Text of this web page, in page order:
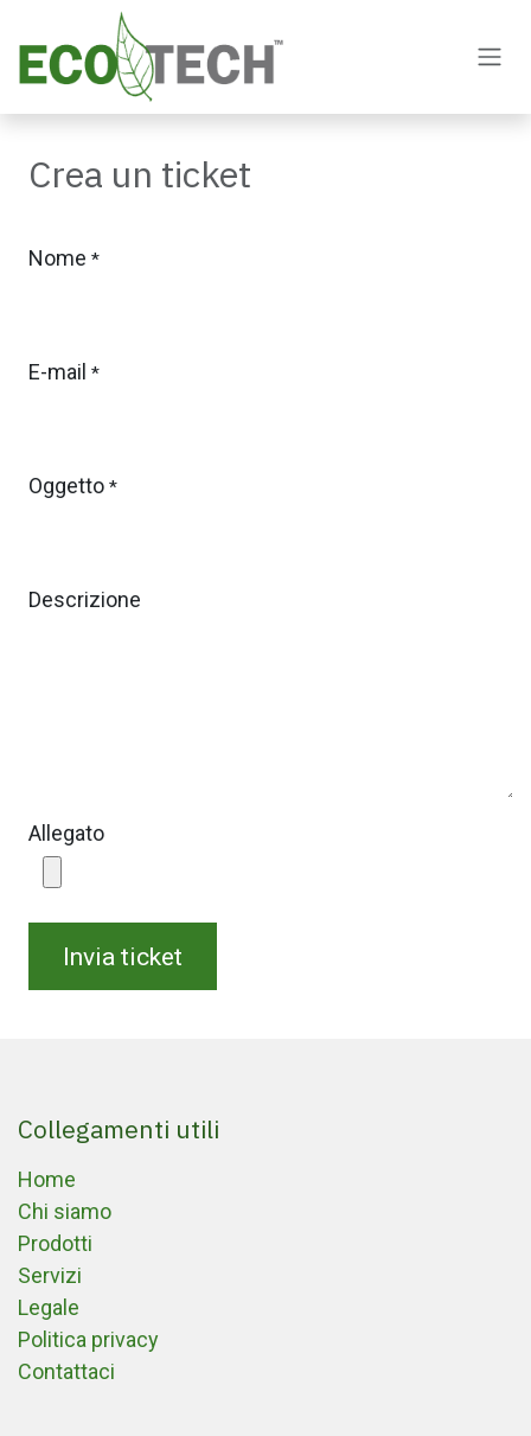
Passa al contenuto
Crea un ticket
Nome *
E-mail *
Oggetto *
Descrizione
Allegato
Invia ticket
Collegamenti utili
Home
Chi siamo
Prodotti
Servizi
Legale
Politica privacy
Contattaci